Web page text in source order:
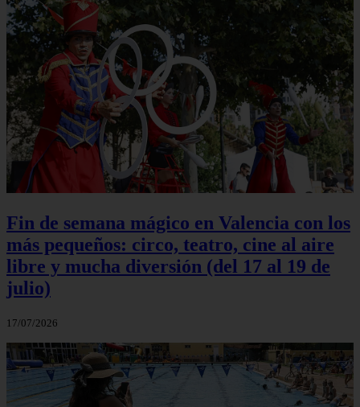
Fin de semana mágico en Valencia con los
más pequeños: circo, teatro, cine al aire
libre y mucha diversión (del 17 al 19 de
julio)
17/07/2026